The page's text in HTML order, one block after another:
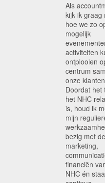
Als
kijk ik graag
hoe we zo
mogelijk
activiteiten
ontplooien
centrum
onze
Doordat het
het NHC
is, houd ik
mijn
bezig met de
marketing,
financiën
NHC én